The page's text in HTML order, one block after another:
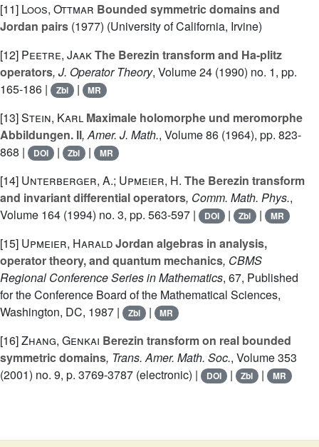
[11] Loos, Ottmar Bounded symmetric domains and
Jordan pairs (1977) (University of California, Irvine)
[12] Peetre, JaakThe Berezin transform and Ha-plitz
operators, J. Operator Theory, Volume 24 (1990) no. 1, pp.
165-186 |
Zbl | MR
[13]Stein, Karl Maximale holomorphe und meromorphe
Abbildungen. II, Amer. J. Math., Volume 86 (1964), pp. 823-
868 |
DOI | Zbl | MR
[14] Unterberger, A.; Upmeier, H. The Berezin transform
and invariant differential operators, Comm. Math. Phys.,
Volume 164 (1994) no. 3, pp. 563-597 | DOI | Zbl | MR
[15] Upmeier, HaraldJordan algebras in analysis,
operator theory, and quantum mechanics, CBMS
Regional Conference Series in Mathematics, 67, Published
for the Conference Board of the Mathematical Sciences,
Washington, DC, 1987 |
Zbl | MR
[16]Zhang, Genkai Berezin transform on real bounded
symmetric domains, Trans. Amer. Math. Soc., Volume 353
(2001) no. 9, p. 3769-3787 (electronic) |
DOI | Zbl | MR